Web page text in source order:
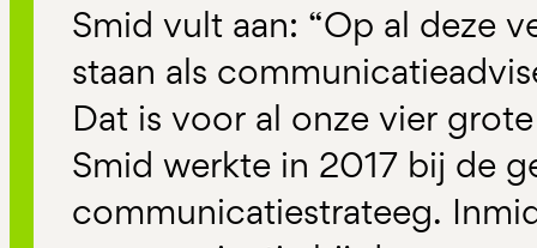
Smid vult aan: “Op al deze
staan als
Dat is voor al onze vier
Smid werkte in 2017 bij de
communicatiestrateeg.